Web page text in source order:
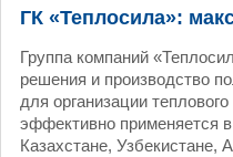
ГК «Теплосила»:
Группа компаний
решения и производство
для организации
эффективно применяется
Казахстане, Узбекистане,